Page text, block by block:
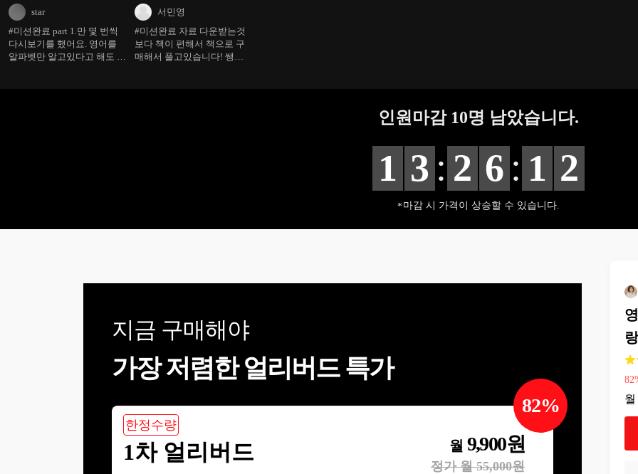
star
#미션완료 part 1.만 몇 번씩
다시보기를 했어요. 영어를
알파벳만 알고있다고 해도 될
서민영
#미션완료 자료 다운받는것
보다 책이 편해서 책으로 구
매해서 풀고있습니다! 쌩기
인원마감 10명 남았습니다.
1 3 : 2 6 : 1 1
마감 시 가격이 상승할 수 있습니다.
지금 구매해야
가장 저렴한 얼리버드 특가
한정수량
1차 얼리버드 월 9,900원
정가 월55,000원
82%
82
월